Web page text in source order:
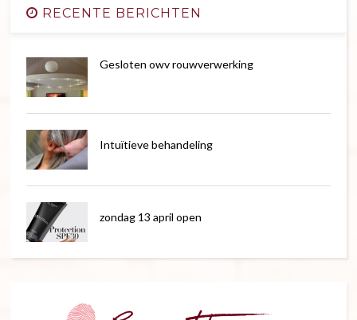
RECENTE BERICHTEN
Gesloten owv rouwverwerking
Intuïtieve behandeling
zondag 13 april open